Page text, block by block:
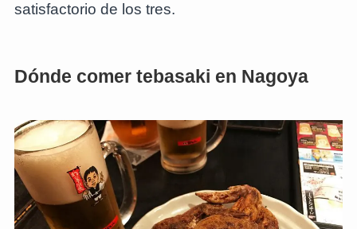
satisfactorio de los tres.
Dónde comer tebasaki en Nagoya